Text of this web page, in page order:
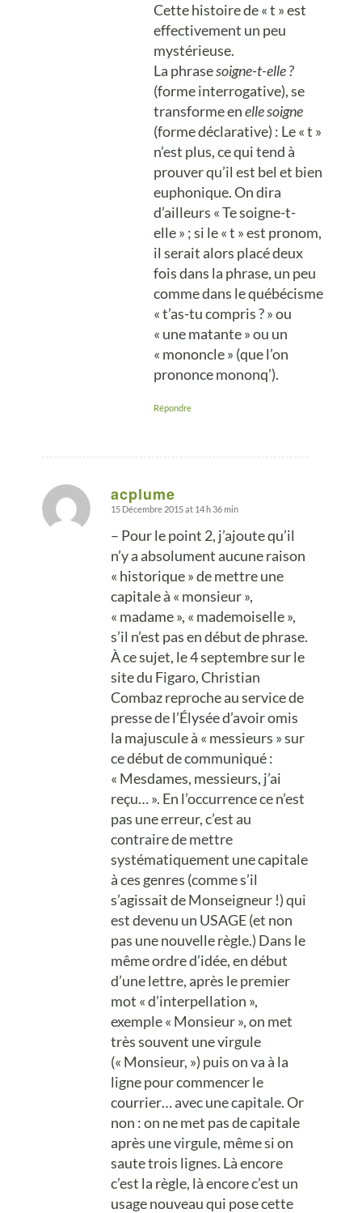
Cette histoire de « t » est
effectivement un peu
mystérieuse.
La phrasesoigne-t-elle ?
(forme interrogative), se
transforme enelle soigne
(forme déclarative) : Le « t »
n’est plus, ce qui tend à
prouver qu’il est bel et bien
euphonique. On dira
d’ailleurs « Te soigne-t-
elle » ; si le « t » est pronom,
il serait alors placé deux
fois dans la phrase, un peu
comme dans le québécisme
« t’as-tu compris ? » ou
« une matante » ou un
« mononcle » (que l’on
prononce mononq’).
Répondre
acplume
says:
15 Décembre 2015 at 14 h 36 min
– Pour le point 2, j’ajoute qu’il
n’y a absolument aucune raison
« historique » de mettre une
capitale à « monsieur »,
« madame », « mademoiselle »,
s’il n’est pas en début de phrase.
À ce sujet, le 4 septembre sur le
site du Figaro, Christian
Combaz reproche au service de
presse de l’Élysée d’avoir omis
la majuscule à « messieurs » sur
ce début de communiqué :
« Mesdames, messieurs, j’ai
reçu… ». En l’occurrence ce n’est
pas une erreur, c’est au
contraire de mettre
systématiquement une capitale
à ces genres (comme s’il
s’agissait de Monseigneur !) qui
est devenu un USAGE (et non
pas une nouvelle règle.) Dans le
même ordre d’idée, en début
d’une lettre, après le premier
mot « d’interpellation »,
exemple « Monsieur », on met
très souvent une virgule
(« Monsieur, ») puis on va à la
ligne pour commencer le
courrier… avec une capitale. Or
non : on ne met pas de capitale
après une virgule, même si on
saute trois lignes. Là encore
c’est la règle, là encore c’est un
usage nouveau qui pose cette